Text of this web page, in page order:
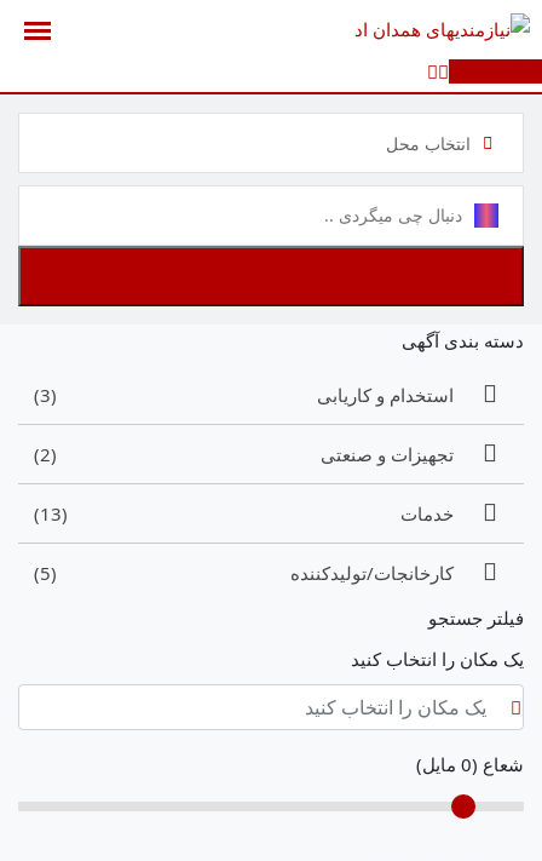
پرش
محتوا
انتخاب محل
دسته بندی آگهی
استخدام و کاریابی (3)
تجهیزات و صنعتی (2)
خدمات (13)
کارخانجات/تولیدکننده
(5)
فیلتر جستجو
یک مکان را انتخاب کنید
شعاع (0 مایل)